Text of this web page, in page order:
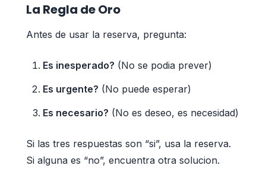
La Regla de Oro
Antes de usar la reserva, pregunta:
Es inesperado? (No se podia prever)
Es urgente? (No puede esperar)
Es necesario? (No es deseo, es necesidad)
Si las tres respuestas son “si”, usa la reserva.
Si alguna es “no”, encuentra otra solucion.